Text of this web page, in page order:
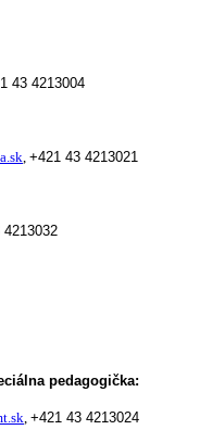
43 4213004
, +421 43 4213021
pedagogička:
, +421 43 4213024